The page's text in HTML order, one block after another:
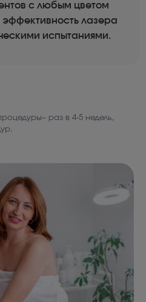
с любым цветом
лазера
испытаниями.
раз в 4-5 недель,